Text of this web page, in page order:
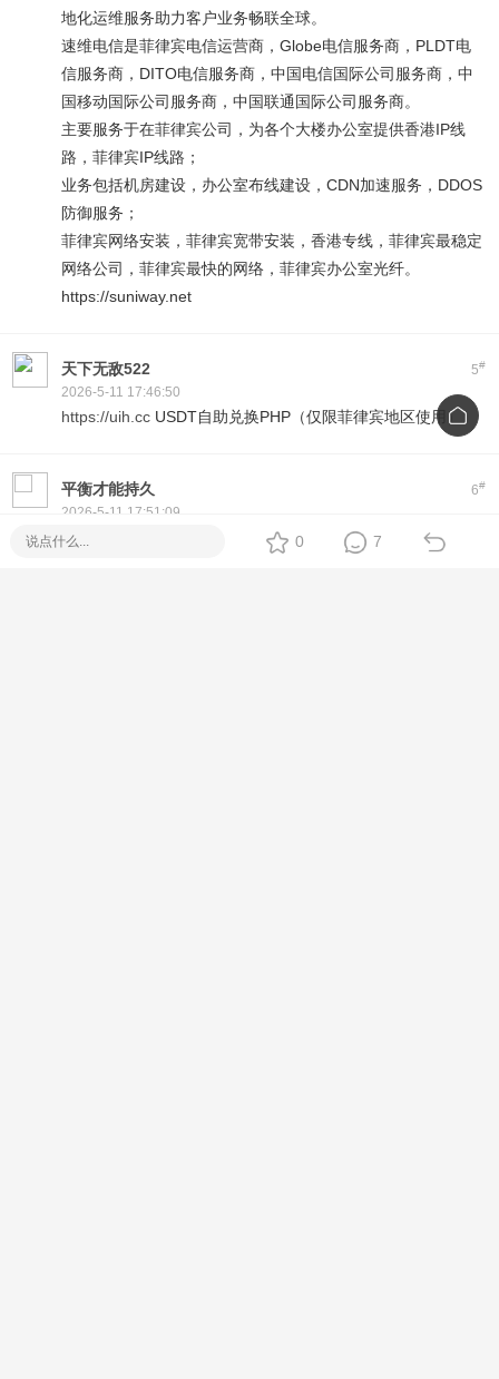
地化运维服务助力客户业务畅联全球。
速维电信是菲律宾电信运营商，Globe电信服务商，PLDT电
信服务商，DITO电信服务商，中国电信国际公司服务商，中
国移动国际公司服务商，中国联通国际公司服务商。
主要服务于在菲律宾公司，为各个大楼办公室提供香港IP线
路，菲律宾IP线路；
业务包括机房建设，办公室布线建设，CDN加速服务，DDOS
防御服务；
菲律宾网络安装，菲律宾宽带安装，香港专线，菲律宾最稳定
网络公司，菲律宾最快的网络，菲律宾办公室光纤。
https://suniway.net
5#
天下无敌522
2026-5-11 17:46:50
https://uih.cc USDT自助兑换PHP（仅限菲律宾地区使用）
6#
平衡才能持久
2026-5-11 17:51:09
Thank you for your interest in Piso WiFi!
0 7